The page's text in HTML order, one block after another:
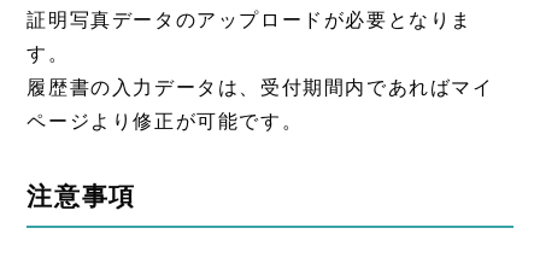
証明写真データのアップロードが必要となりま
す。
履歴書の入力データは、受付期間内であればマイ
ページより修正が可能です。
注意事項